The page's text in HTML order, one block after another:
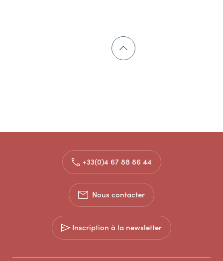
+33(0)4 67 88 86 44
Nous contacter
Inscription à la newsletter